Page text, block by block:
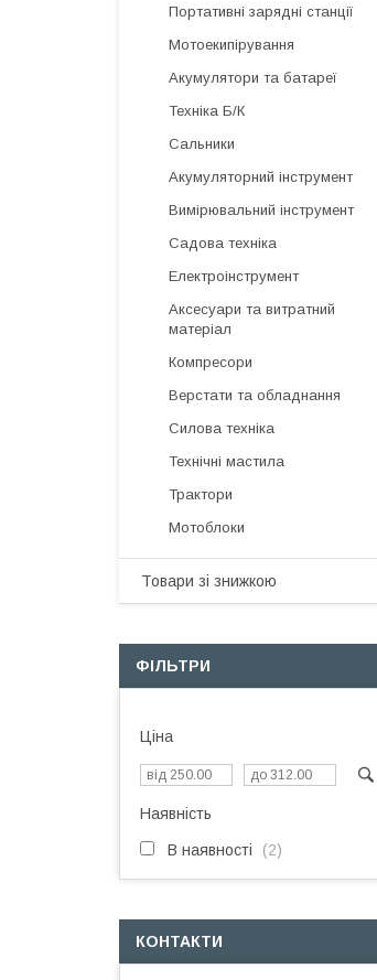
Портативні зарядні станції
Мотоекипірування
Акумулятори та батареї
Техніка Б/К
Сальники
Акумуляторний інструмент
Вимірювальний інструмент
Садова техніка
Електроінструмент
Аксесуари та витратний
матеріал
Компресори
Верстати та обладнання
Силова техніка
Технічні мастила
Трактори
Мотоблоки
Товари зі знижкою
ФІЛЬТРИ
Ціна
Наявність
В наявності 2
КОНТАКТИ